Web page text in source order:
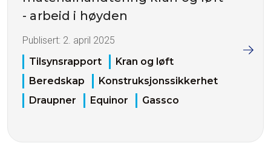
- arbeid i høyden
Publisert: 2. april 2025
Tilsynsrapport
Kran og løft
Beredskap
Konstruksjonssikkerhet
Draupner
Equinor Gassco